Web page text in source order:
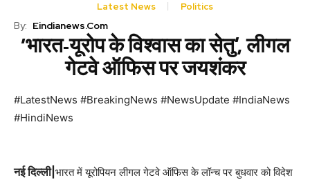
Latest News Politics
By: Eindianews.com
‘भारत-यूरोप के विश्वास का सेतु’, लीगल
गेटवे ऑफिस पर जयशंकर
#LatestNews #BreakingNews #NewsUpdate #IndiaNews
#HindiNews
नई दिल्ली| भारत में यूरोपियन लीगल गेटवे ऑफिस के लॉन्च पर बुधवार को विदेश